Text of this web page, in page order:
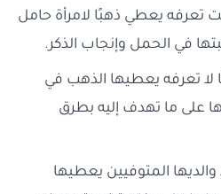
تعرفه يعطي ذهبًا لامرأة حامل
في الحمل وإنجاب الذكر.
لا تعرفه يعطيها الذهب في
على ما تهدف إليه بطرق
والديها المتوفيين يعطيها